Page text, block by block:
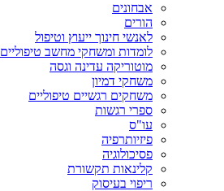
אבחונים
הורים
לאנשי חינוך ייעוץ וטיפול
לומדות ומשחקי מחשב טיפוליים
מוטוריקה עדינה וגסה
משחקי דמיון
משחקים רגשיים טיפוליים
ספרי רגשות
עו"ס
פיזיותרפיה
פסיכולוגיה
קלינאות תקשורת
ריפוי בעיסוק